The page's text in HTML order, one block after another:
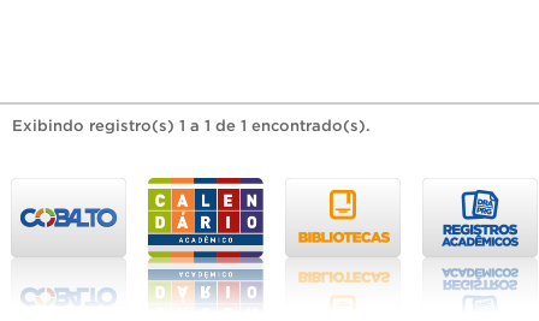
Exibindo registro(s) 1 a 1 de 1 encontrado(s).